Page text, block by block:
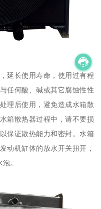
延长使用寿命，使用过有程
任何酸、碱或其它腐蚀性性
理后使用，避免造成水箱散
箱散热器过程中，请不要损
保证散热能力和密封。水箱
动机缸体的放水开关扭开，
。